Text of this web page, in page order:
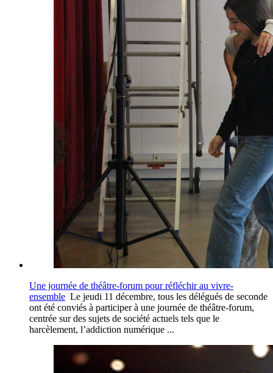
Une journée de théâtre-forum pour réfléchir au vivre-
ensemble Le jeudi 11 décembre, tous les délégués de seconde
ont été conviés à participer à une journée de théâtre-forum,
centrée sur des sujets de société actuels tels que le
harcèlement, l’addiction numérique ...